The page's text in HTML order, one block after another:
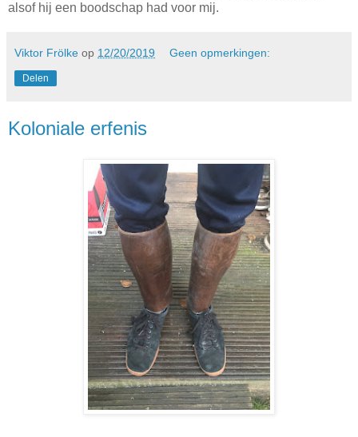
alsof hij een boodschap had voor mij.
Viktor Frölke op 12/20/2019 Geen opmerkingen:
Delen
Koloniale erfenis